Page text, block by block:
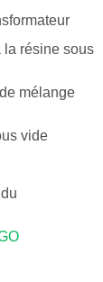
la résine sous
mélange
vide